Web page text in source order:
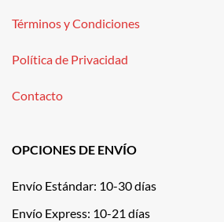
Términos y Condiciones
Política de Privacidad
Contacto
OPCIONES DE ENVÍO
Envío Estándar: 10-30 días
Envío Express: 10-21 días